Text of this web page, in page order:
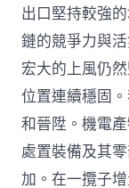
出口堅持較強
鏈的競爭力與
宏大的上風仍
位置連續穩固
和晉陞。機電
處置裝備及其
加。在一攬子